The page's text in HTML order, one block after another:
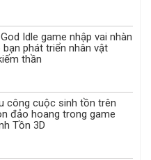
Idle game nhập vai nhàn
phát triển nhân vật
thần
công cuộc sinh tồn trên
đảo hoang trong game
Tồn 3D